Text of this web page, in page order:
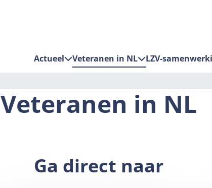
Actueel Veteranen in NL LZV-
Veteranen in NL
Ga direct naar